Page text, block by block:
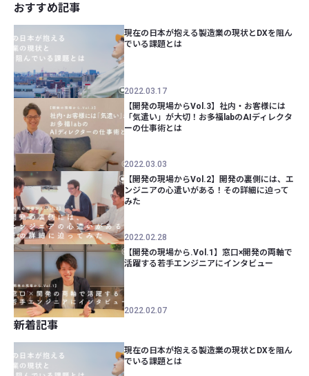
おすすめ記事
現在の日本が抱える製造業の現状とDXを阻ん
でいる課題とは
2022.03.17
【開発の現場からVol.3】社内・お客様には
「気遣い」が大切！お多福labのAIディレクタ
ーの仕事術とは
2022.03.03
【開発の現場からVol.2】開発の裏側には、エ
ンジニアの心遣いがある！その詳細に迫って
みた
2022.02.28
【開発の現場から.Vol.1】窓口×開発の両軸で
活躍する若手エンジニアにインタビュー
2022.02.07
新着記事
現在の日本が抱える製造業の現状とDXを阻ん
でいる課題とは